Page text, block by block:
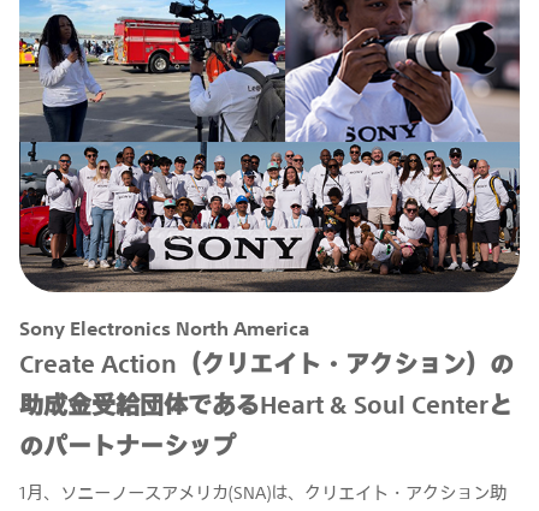
Sony Electronics North America
Create Action（クリエイト・アクション）の
助成金受給団体であるHeart & Soul Centerと
のパートナーシップ
1月、ソニーノースアメリカ(SNA)は、クリエイト・アクション助